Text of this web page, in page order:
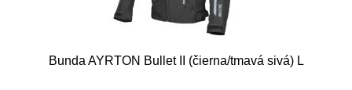
Bunda AYRTON Bullet II (čierna/tmavá sivá) L